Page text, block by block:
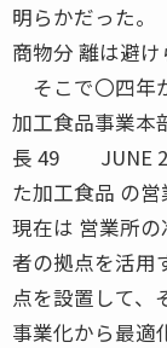
明らかだった。
商物分 離は避け
そこで〇四年
加工食品事業本
長 49 JUNE
た加工食品 の営
現在は 営業所
者の拠点を活用
点を設置して、
事業化から最